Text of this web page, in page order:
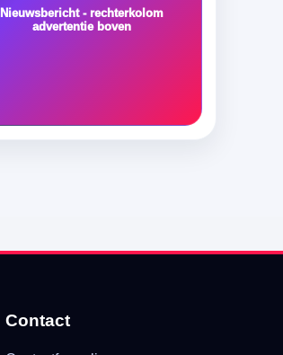
Nieuwsbericht - rechterkolom
advertentie boven
Contact